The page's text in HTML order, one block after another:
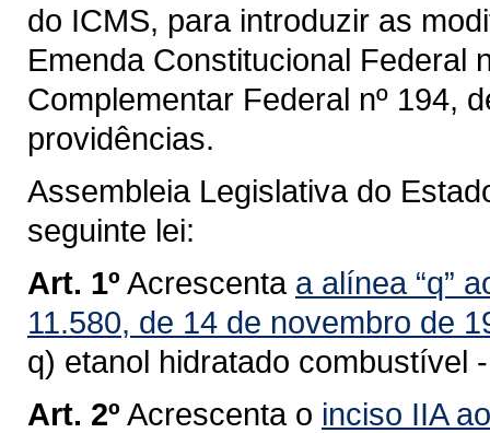
do ICMS, para introduzir as
Emenda Constitucional Federal
Complementar Federal nº 194,
providências.
Assembleia Legislativa do
seguinte lei:
Art. 1º Acrescenta a alínea “q”
11.580, de 14 de novembro de
q) etanol hidratado combustível
Art. 2º Acrescenta o inciso IIA